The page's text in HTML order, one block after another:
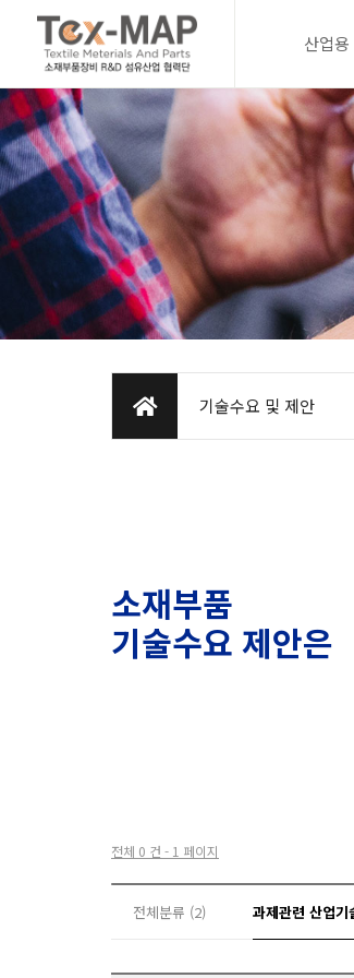
산업
기술수요 및 제안
소재부품
기술수요 제안은
전체 0 건 - 1 페이지
전체분류 (2) 과제관련 산업